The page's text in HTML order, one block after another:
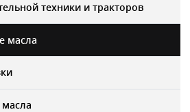
техники и тракторов
масла